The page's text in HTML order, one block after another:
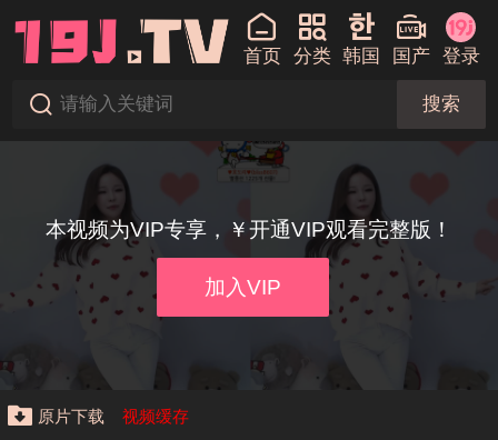
首页 分类 韩国 国产 登录
搜索
本视频为VIP专享，￥开通VIP观看完整版！
加入VIP
原片下载 视频缓存